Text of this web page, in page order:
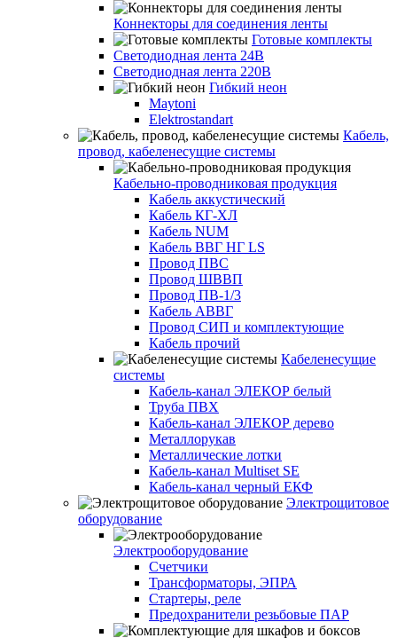
Коннекторы для соединения ленты
Готовые комплекты
Светодиодная лента 24В
Светодиодная лента 220В
Гибкий неон
Maytoni
Elektrostandart
Кабель,
провод, кабеленесущие системы
Кабельно-проводниковая продукция
Кабель аккустический
Кабель КГ-ХЛ
Кабель NUM
Кабель ВВГ НГ LS
Провод ПВС
Провод ШВВП
Провод ПВ-1/3
Кабель АВВГ
Провод СИП и комплектующие
Кабель прочий
Кабеленесущие
системы
Кабель-канал ЭЛЕКОР белый
Труба ПВХ
Кабель-канал ЭЛЕКОР дерево
Металлорукав
Металлические лотки
Кабель-канал Multiset SE
Кабель-канал черный ЕКФ
Электрощитовое
оборудование
Электрооборудование
Счетчики
Трансформаторы, ЭПРА
Стартеры, реле
Предохранители резьбовые ПАР